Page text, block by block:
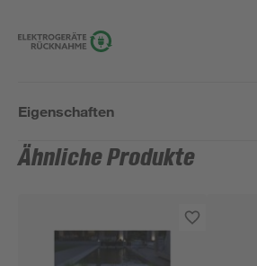
Eigenschaften
Ähnliche Produkte